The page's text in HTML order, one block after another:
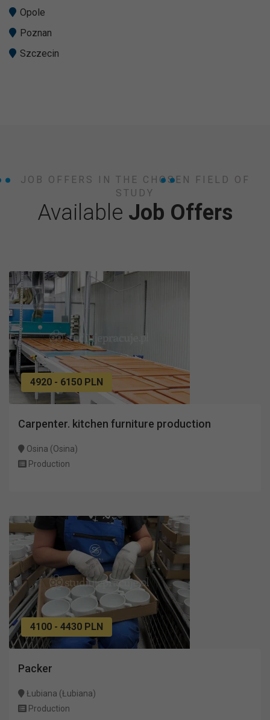
Opole
Poznan
Szczecin
JOB OFFERS IN THE CHOSEN FIELD OF
STUDY
Available Job Offers
4920 - 6150 PLN
Carpenter. kitchen furniture production
Osina (Osina)
Production
4100 - 4430 PLN
Packer
Łubiana (Łubiana)
Production